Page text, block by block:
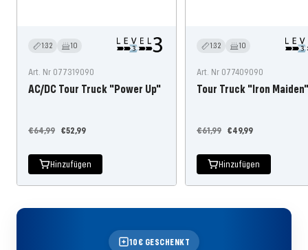
1:32 10
Art. Nr 077319090
AC/DC Tour Truck "Power Up"
Angebotspreis
€52,99
Regulärer
€64,99
Hinzufügen
1:32 10
Art. Nr 077409090
Tour Truck "Iron Maiden"
Angebotspreis
€49,99
Regulärer
€61,99
Hinzufügen
10€ GESCHENKT